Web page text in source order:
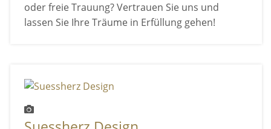
oder freie Trauung? Vertrauen Sie uns und
lassen Sie Ihre Träume in Erfüllung gehen!